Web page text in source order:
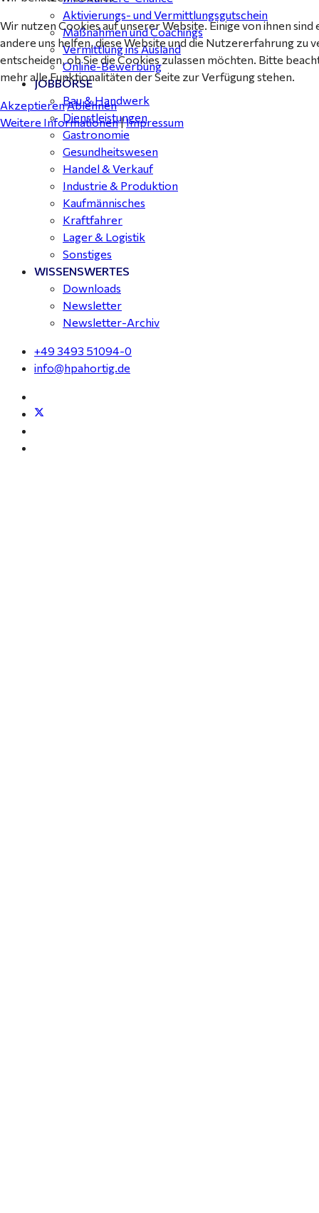
Aktivierungs- und Vermittlungsgutschein
Maßnahmen und Coachings
Vermittlung ins Ausland
Online-Bewerbung
JOBBÖRSE
Bau & Handwerk
Dienstleistungen
Gastronomie
Gesundheitswesen
Handel & Verkauf
Industrie & Produktion
Kaufmännisches
Kraftfahrer
Lager & Logistik
Sonstiges
WISSENSWERTES
Downloads
Newsletter
Newsletter-Archiv
+49 3493 51094-0
info@hpahortig.de
Wir nutzen Cookies auf unserer Website. Einige von ihnen
andere uns helfen, diese Website und die Nutzererfahrung zu
entscheiden, ob Sie die Cookies zulassen möchten. Bitte
mehr alle Funktionalitäten der Seite zur Verfügung stehen.
AkzeptierenAblehnen
Weitere Informationen|Impressum